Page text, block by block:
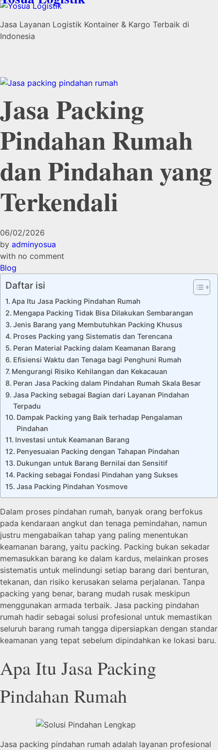
Jasa Layanan Logistik Kontainer & Kargo Terbaik di
Indonesia
Jasa Packing
Pindahan Rumah
dan Pindahan yang
Terkendali
06/02/2026
by adminyosua
with no comment
Blog
Daftar isi
Apa Itu Jasa Packing Pindahan Rumah
Mengapa Packing Tidak Bisa Dilakukan Sembarangan
Jenis Barang yang Membutuhkan Packing Khusus
Proses Packing yang Sistematis dan Terencana
Peran Material Packing dalam Keamanan Barang
Efisiensi Waktu dan Tenaga bagi Penghuni Rumah
Mengurangi Risiko Kehilangan dan Kekacauan
Peran Jasa Packing dalam Pindahan Rumah Skala Besar
Jasa Packing sebagai Bagian dari Layanan Pindahan
Terpadu
Dampak Packing yang Baik terhadap Pengalaman
Pindahan
Investasi untuk Keamanan Barang
Penyesuaian Packing dengan Tahapan Pindahan
Dukungan untuk Barang Bernilai dan Sensitif
Packing sebagai Fondasi Pindahan yang Sukses
Jasa Packing Pindahan Yosmove
Dalam proses pindahan rumah, banyak orang berfokus
pada kendaraan angkut dan tenaga pemindahan, namun
justru mengabaikan tahap yang paling menentukan
keamanan barang, yaitu packing. Packing bukan sekadar
memasukkan barang ke dalam kardus, melainkan proses
sistematis untuk melindungi setiap barang dari benturan,
tekanan, dan risiko kerusakan selama perjalanan. Tanpa
packing yang benar, barang mudah rusak meskipun
menggunakan armada terbaik. Jasa packing pindahan
rumah hadir sebagai solusi profesional untuk memastikan
seluruh barang rumah tangga dipersiapkan dengan standar
keamanan yang tepat sebelum dipindahkan ke lokasi baru.
Apa Itu Jasa Packing
Pindahan Rumah
Jasa packing pindahan rumah adalah layanan profesional